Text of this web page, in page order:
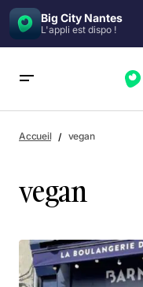
Big City Nantes
L'appli est dispo !
Accueil vegan
vegan